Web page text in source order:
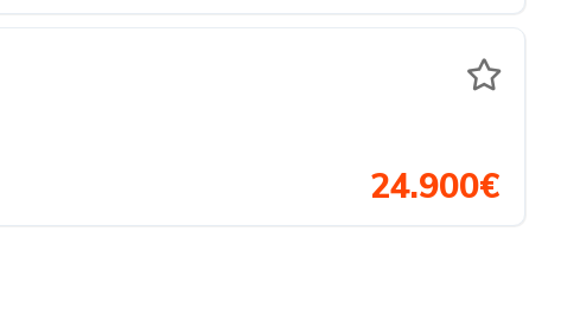
24.900€